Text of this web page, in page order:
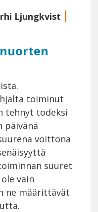
Ljungkvist
toiminut
tehnyt todeksi
päivänä
voittona
suuret
vain
ne määrittävät